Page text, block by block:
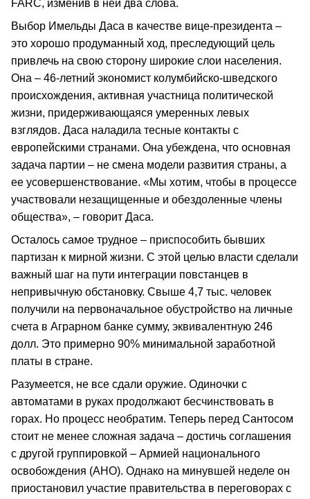
FARC, изменив в ней два слова.
Выбор Имельды Даса в качестве вице-президента –
это хорошо продуманный ход, преследующий цель
привлечь на свою сторону широкие слои населения.
Она – 46-летний экономист колумбийско-шведского
происхождения, активная участница политической
жизни, придерживающаяся умеренных левых
взглядов. Даса наладила тесные контакты с
европейскими странами. Она убеждена, что основная
задача партии – не смена модели развития страны, а
ее усовершенствование. «Мы хотим, чтобы в процессе
участвовали незащищенные и обездоленные члены
общества», – говорит Даса.
Осталось самое трудное – приспособить бывших
партизан к мирной жизни. С этой целью власти сделали
важный шаг на пути интеграции повстанцев в
непривычную обстановку. Свыше 4,7 тыс. человек
получили на первоначальное обустройство на личные
счета в Аграрном банке сумму, эквивалентную 246
долл. Это примерно 90% минимальной заработной
платы в стране.
Разумеется, не все сдали оружие. Одиночки с
автоматами в руках продолжают бесчинствовать в
горах. Но процесс необратим. Теперь перед Сантосом
стоит не менее сложная задача – достичь соглашения
с другой группировкой – Армией национального
освобождения (АНО). Однако на минувшей неделе он
приостановил участие правительства в переговорах с